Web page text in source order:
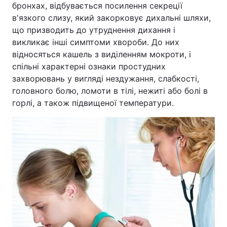
Тема оформлення
бронхах, відбувається посилення секреції
в'язкого слизу, який закорковує дихальні шляхи,
що призводить до утруднення дихання і
викликає інші симптоми хвороби. До них
відносяться кашель з виділенням мокроти, і
спільні характерні ознаки простудних
захворювань у вигляді нездужання, слабкості,
головного болю, ломоти в тілі, нежиті або болі в
горлі, а також підвищеної температури.